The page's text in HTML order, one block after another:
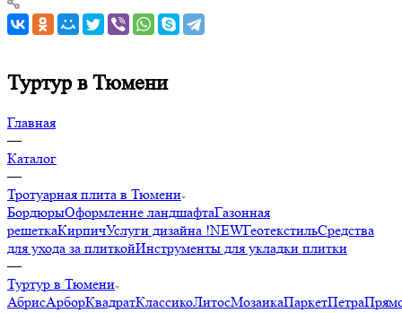
Туртур в Тюмени
Главная
—
Каталог
—
Тротуарная плита в Тюмени
БордюрыОформление ландшафтаГазонная
решеткаКирпичУслуги дизайна !NEWГеотекстильСредства
для ухода за плиткойИнструменты для укладки плитки
—
Туртур в Тюмени
АбрисАрборКвадратКлассикоЛитосМозаикаПаркетПетра